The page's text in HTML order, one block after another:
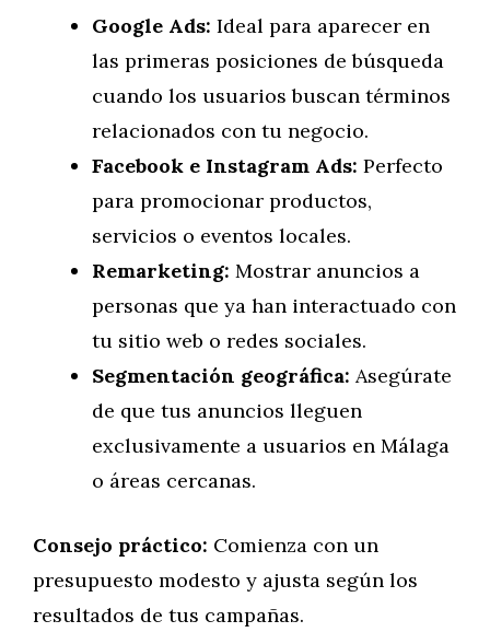
Google Ads: Ideal para aparecer en
las primeras posiciones de búsqueda
cuando los usuarios buscan términos
relacionados con tu negocio.
Facebook e Instagram Ads: Perfecto
para promocionar productos,
servicios o eventos locales.
Remarketing: Mostrar anuncios a
personas que ya han interactuado con
tu sitio web o redes sociales.
Segmentación geográfica: Asegúrate
de que tus anuncios lleguen
exclusivamente a usuarios en Málaga
o áreas cercanas.
Consejo práctico: Comienza con un
presupuesto modesto y ajusta según los
resultados de tus campañas.